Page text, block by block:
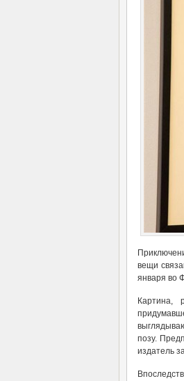
вещи
января во
Картина,
позу.
издатель